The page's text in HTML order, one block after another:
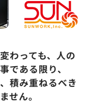
わっても、人の
である限り、
積み重ねるべき
せん。